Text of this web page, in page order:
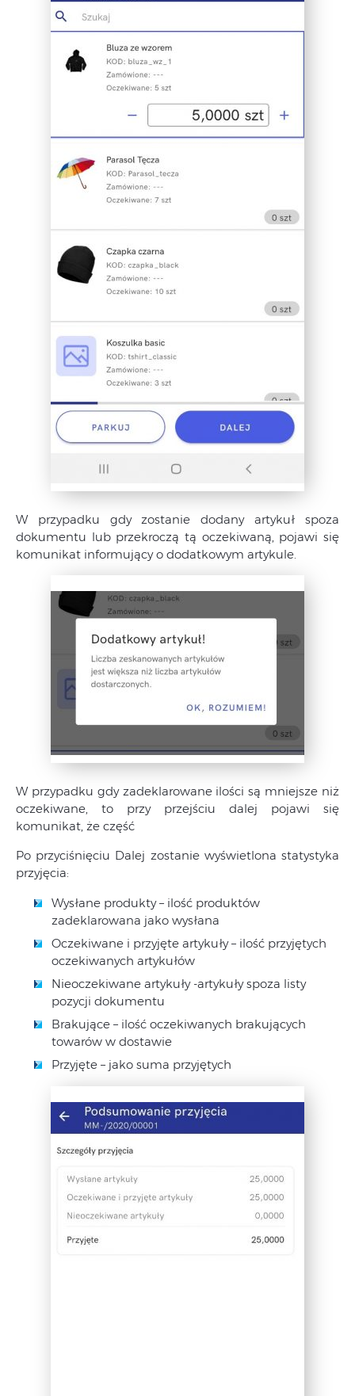
W przypadku gdy zostanie dodany artykuł spoza
dokumentu lub przekroczą tą oczekiwaną, pojawi się
komunikat informujący o dodatkowym artykule.
W przypadku gdy zadeklarowane ilości są mniejsze niż
oczekiwane, to przy przejściu dalej pojawi się
komunikat, że część
Po przyciśnięciu Dalej zostanie wyświetlona statystyka
przyjęcia:
Wysłane produkty – ilość produktów
zadeklarowana jako wysłana
Oczekiwane i przyjęte artykuły – ilość przyjętych
oczekiwanych artykułów
Nieoczekiwane artykuły -artykuły spoza listy
pozycji dokumentu
Brakujące – ilość oczekiwanych brakujących
towarów w dostawie
Przyjęte – jako suma przyjętych